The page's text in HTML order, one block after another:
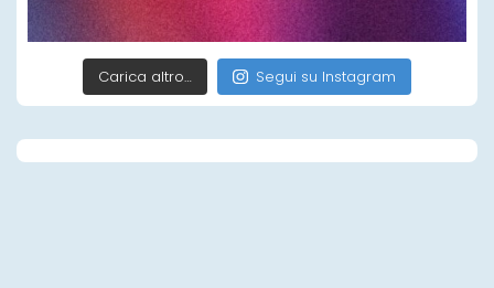
Carica altro… Segui su Instagram